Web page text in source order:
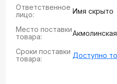
Ответственное
лицо:
Имя скрыто
Место поставки
товара:
Сроки поставки
товара:
Доступно